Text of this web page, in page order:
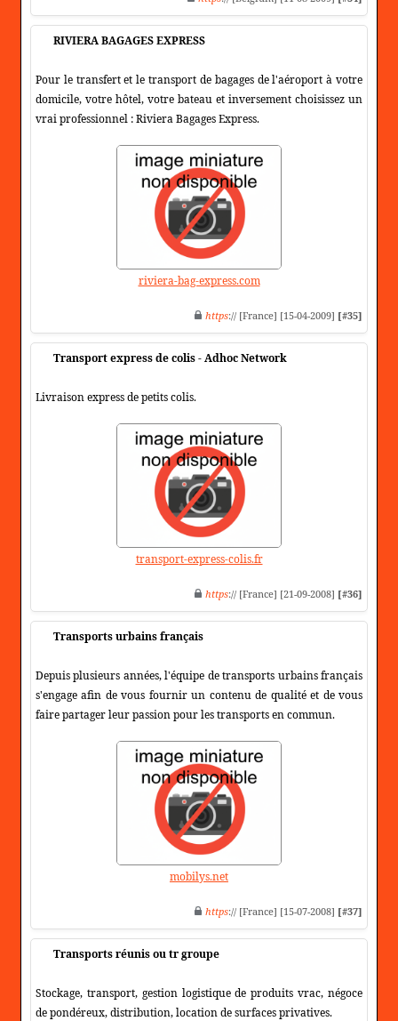
RIVIERA BAGAGES EXPRESS
Pour le transfert et le transport de bagages de l'aéroport à votre
domicile, votre hôtel, votre bateau et inversement choisissez un
vrai professionnel : Riviera Bagages Express.
riviera-bag-express.com
https:// [France] [15-04-2009] [#35]
Transport express de colis - Adhoc Network
Livraison express de petits colis.
transport-express-colis.fr
https:// [France] [21-09-2008] [#36]
Transports urbains français
Depuis plusieurs années, l'équipe de transports urbains français
s'engage afin de vous fournir un contenu de qualité et de vous
faire partager leur passion pour les transports en commun.
mobilys.net
https:// [France] [15-07-2008] [#37]
Transports réunis ou tr groupe
Stockage, transport, gestion logistique de produits vrac, négoce
de pondéreux, distribution, location de surfaces privatives.